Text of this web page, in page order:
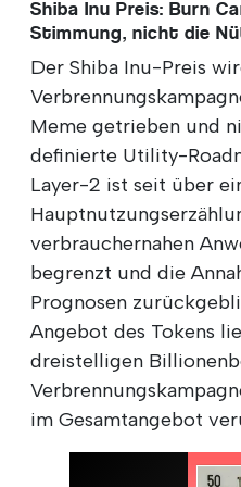
Shiba Inu Preis: Burn
Stimmung, nicht die
Der Shiba Inu-Preis
Meme getrieben und
definierte Utility-
Layer-2 ist seit über
verbrauchernahen
begrenzt und die
Prognosen
Angebot des Tokens
dreistelligen
im Gesamtangebot